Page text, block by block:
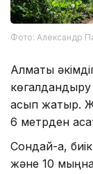
Фото: Александр
Алматы
асып жатыр.
6 метрден
Сондай-ақ,
және 10